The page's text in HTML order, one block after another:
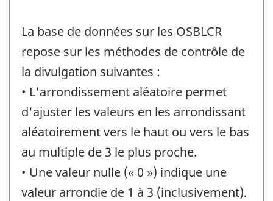
La base de données sur les OSBLCR
repose sur les méthodes de contrôle de
la divulgation suivantes :
• L'arrondissement aléatoire permet
d'ajuster les valeurs en les arrondissant
aléatoirement vers le haut ou vers le bas
au multiple de 3 le plus proche.
• Une valeur nulle (« 0 ») indique une
valeur arrondie de 1 à 3 (inclusivement).